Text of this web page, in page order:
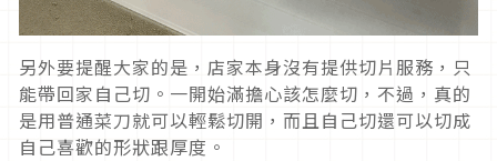
另外要提醒大家的是，店家本身沒有提供切片服務，只
能帶回家自己切。一開始滿擔心該怎麼切，不過，真的
是用普通菜刀就可以輕鬆切開，而且自己切還可以切成
自己喜歡的形狀跟厚度。